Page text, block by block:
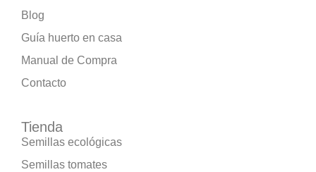
Blog
Guía huerto en casa
Manual de Compra
Contacto
Tienda
Semillas ecológicas
Semillas tomates